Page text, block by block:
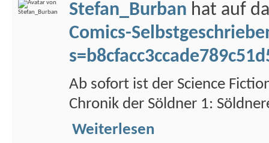
Stefan_Burban hat auf
Comics-
Ab sofort ist der Science
Chronik der Söldner 1:
Weiterlesen